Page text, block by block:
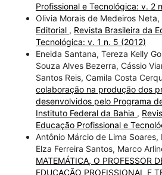
Profissional e Tecnológica: v. 2
Olivia Morais de Medeiros
Editorial , Revista Brasileira da
Tecnológica: v. 1 n. 5 (2012)
Eneida Santana, Tereza Kelly
Souza Alves Bezerra, Cássio
Santos Reis, Camila Costa
colaboração na produção dos
desenvolvidos pelo Programa
Instituto Federal da Bahia ,
Educação Profissional e
Antônio Márcio de Lima Soares,
Elza Ferreira Santos, Marco
MATEMÁTICA, O PROFESSOR
EDUCAÇÃO PROFISSIONAL E